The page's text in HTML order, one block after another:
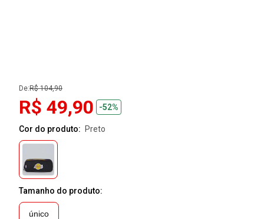
De:R$ 104,90
R$ 49,90 -52%
Cor do produto: preto
Tamanho do produto:
único